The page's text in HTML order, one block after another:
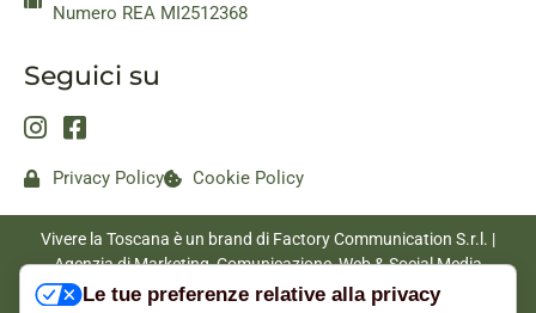
Numero REA MI2512368
Seguici su
Privacy Policy Cookie Policy
Vivere la Toscana è un brand di Factory Communication S.r.l. |
Agenzia di Marketing, Comunicazione, Web & Social Media
|www.factorycommunication.it
Le tue preferenze relative alla privacy